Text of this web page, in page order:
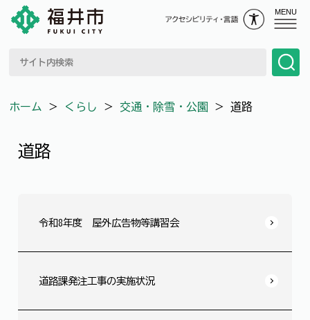
MENU
ホーム ＞ くらし ＞ 交通・除雪・公園 ＞ 道路
道路
令和8年度 屋外広告物等講習会
道路課発注工事の実施状況